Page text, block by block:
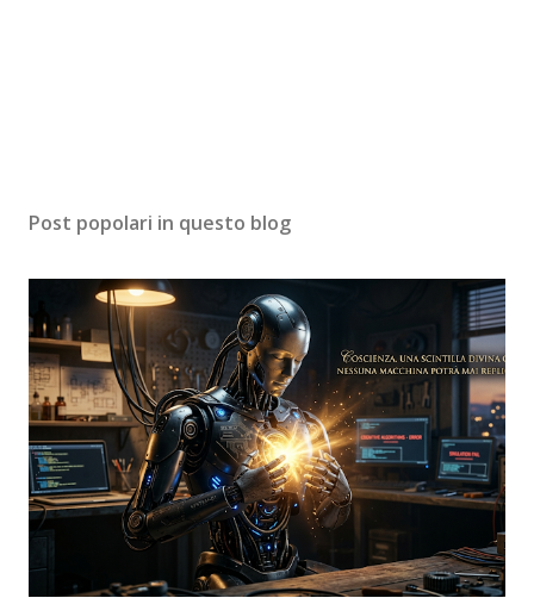
Post popolari in questo blog